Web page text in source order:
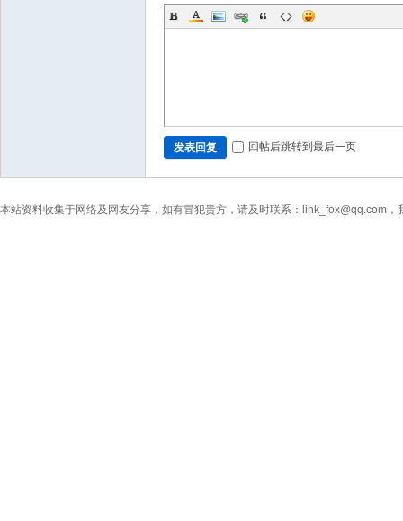
发表回复 回帖后跳转到最后一页
本站资料收集于网络及网友分享，如有冒犯贵方，请及时联系：link_fox@qq.com，